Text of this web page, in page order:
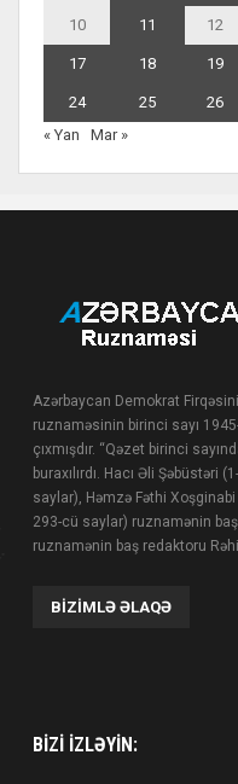
10 11 12
17 18 19
24 25 26
« Yan
Mar »
Azərbaycan Demokrat
ruznaməsinin birinci sayı
çıxmışdır. “Qəzet birinci
buraxılırdı. Hacı Əli
saylar), Həmzə Fəthi
293-cü saylar) ruznamənin
ruznamənin baş redaktoru
BIZIMLƏ ƏLAQƏ
BIZI IZLƏYIN: